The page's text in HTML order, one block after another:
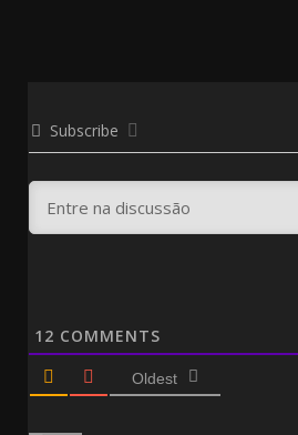
Subscribe
12 COMMENTS
Oldest